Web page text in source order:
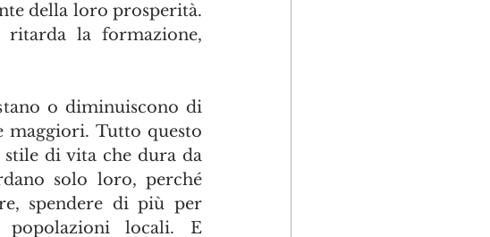
della loro prosperità.
ritarda la formazione,
o diminuiscono di
maggiori. Tutto questo
di vita che dura da
solo loro, perché
spendere di più per
popolazioni locali. E